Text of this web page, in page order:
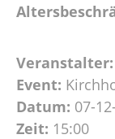
Veranstalter:
Event:
Datum: 07-
Zeit: 15:00